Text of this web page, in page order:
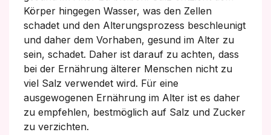
Körper hingegen Wasser, was den Zellen
schadet und den Alterungsprozess beschleunigt
und daher dem Vorhaben, gesund im Alter zu
sein, schadet. Daher ist darauf zu achten, dass
bei der Ernährung älterer Menschen nicht zu
viel Salz verwendet wird. Für eine
ausgewogenen Ernährung im Alter ist es daher
zu empfehlen, bestmöglich auf Salz und Zucker
zu verzichten.